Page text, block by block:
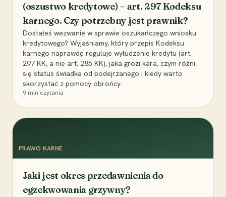
(oszustwo kredytowe) – art. 297 Kodeksu
karnego. Czy potrzebny jest prawnik?
Dostałeś wezwanie w sprawie oszukańczego wniosku
kredytowego? Wyjaśniamy, który przepis Kodeksu
karnego naprawdę reguluje wyłudzenie kredytu (art.
297 KK, a nie art. 285 KK), jaka grozi kara, czym różni
się status świadka od podejrzanego i kiedy warto
skorzystać z pomocy obrońcy.
9 min czytania
PRAWO KARNE
Jaki jest okres przedawnienia do
egzekwowania grzywny?